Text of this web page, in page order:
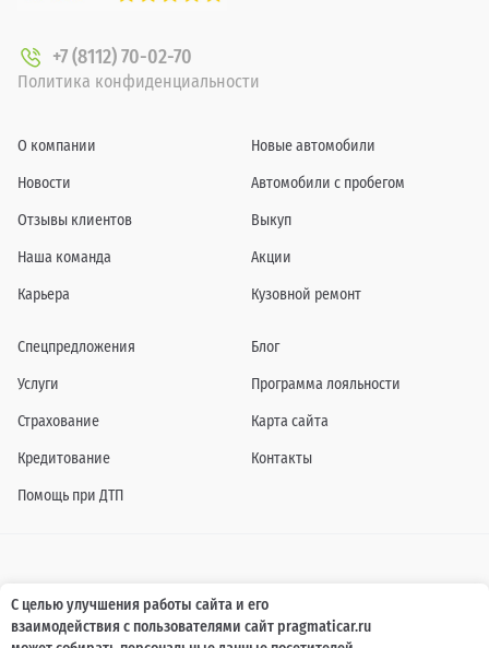
+7 (8112) 70-02-70
Политика конфиденциальности
О компании
Новости
Отзывы клиентов
Наша команда
Карьера
Новые автомобили
Автомобили с пробегом
Выкуп
Акции
Кузовной ремонт
Спецпредложения
Услуги
Страхование
Кредитование
Помощь при ДТП
Блог
Программа лояльности
Карта сайта
Контакты
Информация о технических характеристиках, составе комплектаций, цветовой
гамме и стоимости автомобилей, а также действующих акциях, сроках и условиях
их проведения, указанных на сайте www.pragmaticar.ru, носит информационный
характер и ни при каких условиях не является публичной офертой,
С целью улучшения работы сайта и его
взаимодействия с пользователями сайт pragmaticar.ru